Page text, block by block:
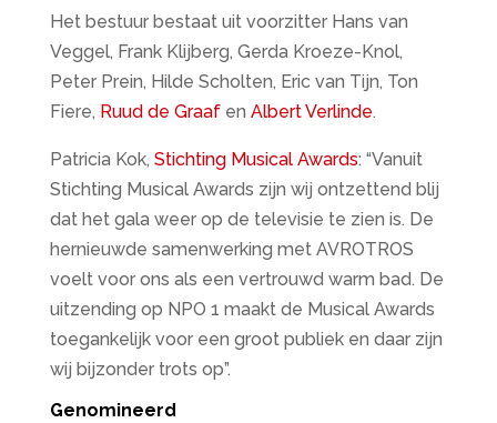
Het bestuur bestaat uit voorzitter Hans van
Veggel, Frank Klijberg, Gerda Kroeze-Knol,
Peter Prein, Hilde Scholten, Eric van Tijn, Ton
Fiere, Ruud de Graafen Albert Verlinde.
Patricia Kok, Stichting Musical Awards: “Vanuit
Stichting Musical Awards zijn wij ontzettend blij
dat het gala weer op de televisie te zien is. De
hernieuwde samenwerking met AVROTROS
voelt voor ons als een vertrouwd warm bad. De
uitzending op NPO 1 maakt de Musical Awards
toegankelijk voor een groot publiek en daar zijn
wij bijzonder trots op”.
Genomineerd